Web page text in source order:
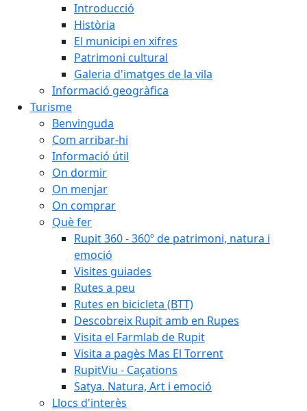
Introducció
Història
El municipi en xifres
Patrimoni cultural
Galeria d'imatges de la vila
Informació geogràfica
Turisme
Benvinguda
Com arribar-hi
Informació útil
On dormir
On menjar
On comprar
Què fer
Rupit 360 - 360º de patrimoni, natura i
emoció
Visites guiades
Rutes a peu
Rutes en bicicleta (BTT)
Descobreix Rupit amb en Rupes
Visita el Farmlab de Rupit
Visita a pagès Mas El Torrent
RupitViu - Caçations
Satya. Natura, Art i emoció
Llocs d'interès